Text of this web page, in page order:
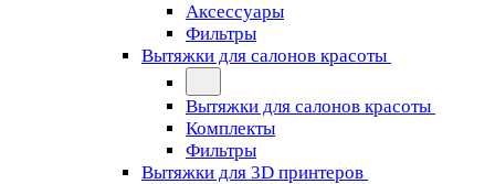
Аксессуары
Фильтры
Вытяжки для салонов красоты
Вытяжки для салонов красоты
Комплекты
Фильтры
Вытяжки для 3D принтеров